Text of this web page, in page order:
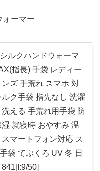
ォーマー
シルクハンドウォーマ
指長) 手袋 レディー
ンズ 手荒れ スマホ 対
ルク手袋 指先なし 洗濯
洗える 手荒れ用手袋 防
湿 就寝時 おやすみ 温
スマートフォン対応 ス
袋 てぶくろ UV 冬 日
50]